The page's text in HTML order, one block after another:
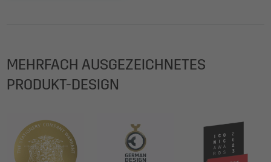
MEHRFACH AUSGEZEICHNETES
PRODUKT-DESIGN